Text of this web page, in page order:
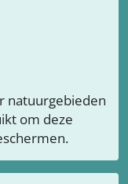
natuurgebieden
om deze